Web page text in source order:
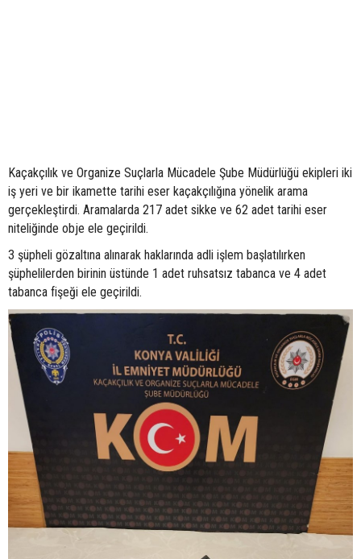
Kaçakçılık ve Organize Suçlarla Mücadele Şube Müdürlüğü ekipleri iki
iş yeri ve bir ikamette tarihi eser kaçakçılığına yönelik arama
gerçekleştirdi. Aramalarda 217 adet sikke ve 62 adet tarihi eser
niteliğinde obje ele geçirildi.
3 şüpheli gözaltına alınarak haklarında adli işlem başlatılırken
şüphelilerden birinin üstünde 1 adet ruhsatsız tabanca ve 4 adet
tabanca fişeği ele geçirildi.